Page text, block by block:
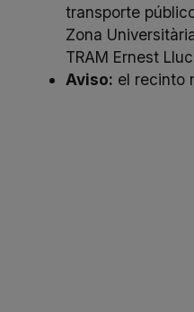
transporte
Zona
TRAM Ernest
Aviso: el recinto